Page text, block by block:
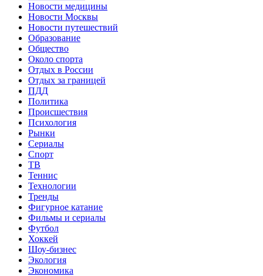
Новости медицины
Новости Москвы
Новости путешествий
Образование
Общество
Около спорта
Отдых в России
Отдых за границей
ПДД
Политика
Происшествия
Психология
Рынки
Сериалы
Спорт
ТВ
Теннис
Технологии
Тренды
Фигурное катание
Фильмы и сериалы
Футбол
Хоккей
Шоу-бизнес
Экология
Экономика